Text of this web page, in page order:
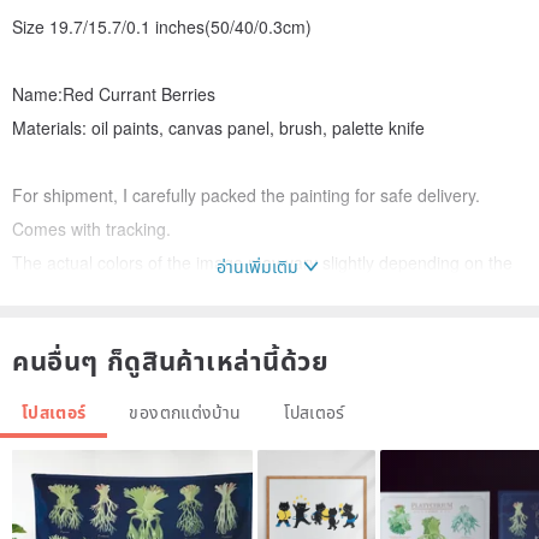
Size 19.7/15.7/0.1 inches(50/40/0.3cm)
Name:Red Currant Berries
Materials: oil paints, canvas panel, brush, palette knife
For shipment, I carefully packed the painting for safe delivery.
Comes with tracking.
The actual colors of the image may vary slightly depending on the
Delivery from Russia to your country can take from three to six
If the buyer wants to return the painting, the return shipping is paid
อ่านเพิ่มเติม
คนอื่นๆ ก็ดูสินค้าเหล่านี้ด้วย
โปสเตอร์ ของตกแต่งบ้าน โปสเตอร์